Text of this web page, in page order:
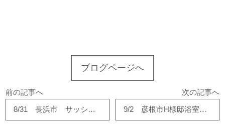
ブログページへ
前の記事へ
8/31 長浜市 サッシ交換工事が完成しました。
次の記事へ
9/2 彦根市H様邸浴室リフォーム始まりました！